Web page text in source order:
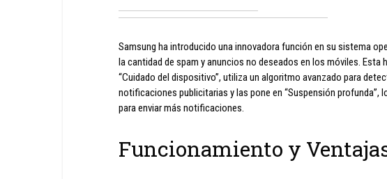
Samsung ha introducido una innovadora función en su sistema
la cantidad de spam y anuncios no deseados en los móviles. Esta
“Cuidado del dispositivo”, utiliza un algoritmo avanzado para
notificaciones publicitarias y las pone en “Suspensión profunda”,
para enviar más notificaciones.
Funcionamiento y